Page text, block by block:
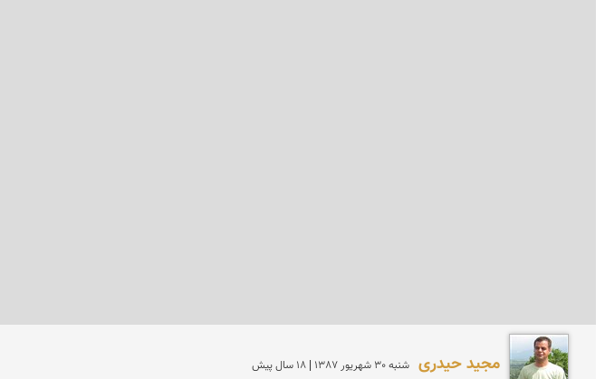
مجید حیدری شنبه 30 شهريور 1387 | 18 سال پیش